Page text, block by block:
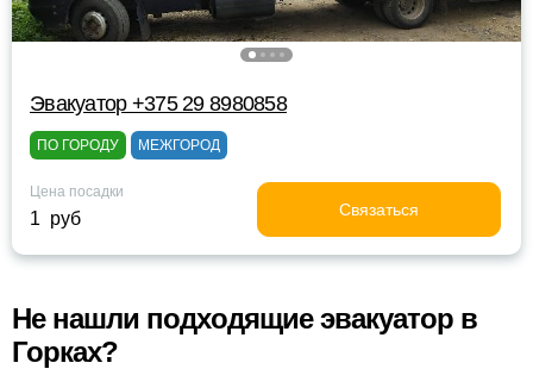
Эвакуатор +375 29 8980858
ПО ГОРОДУ МЕЖГОРОД
Цена посадки
1 руб Связаться
Не нашли подходящие эвакуатор в
Горках?